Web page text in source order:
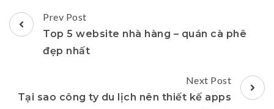
Post
Navigation
Prev Post
Top 5 website nhà hàng – quán cà phê
đẹp nhất
Next Post
Tại sao công ty du lịch nên thiết kế apps